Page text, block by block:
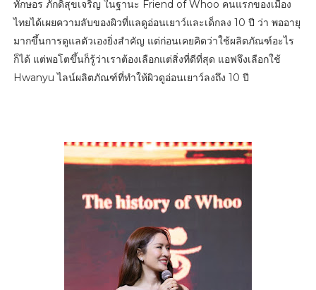
ทักษอร ภักดิ์สุขเจริญ ในฐานะ Friend of Whoo คนแรกของเมือง
ไทยได้เผยความลับของผิวที่แลดูอ่อนเยาว์และเด็กลง 10 ปี ว่า พออายุ
มากขึ้นการดูแลตัวเองยิ่งสำคัญ แต่ก่อนเคยคิดว่าใช้ผลิตภัณฑ์อะไร
ก็ได้ แต่พอโตขึ้นก็รู้ว่าเราต้องเลือกแต่สิ่งที่ดีที่สุด แอฟจึงเลือกใช้
Hwanyu ไลน์ผลิตภัณฑ์ที่ทำให้ผิวดูอ่อนเยาว์ลงถึง 10 ปี